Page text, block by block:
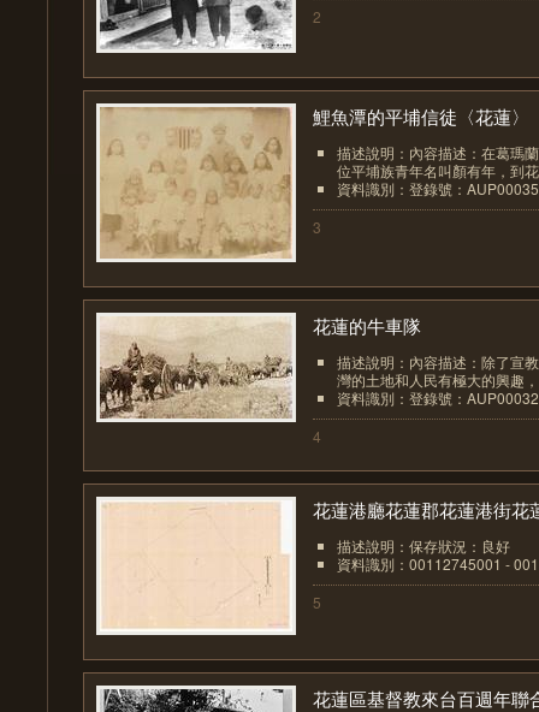
2
鯉魚潭的平埔信徒〈花蓮〉
描述說明：內容描述：在葛瑪
位平埔族青年名叫顏有年，到
資料識別：登錄號：
3
花蓮的牛車隊
描述說明：內容描述：除了宣
灣的土地和人民有極大的興趣
資料識別：登錄號：
4
花蓮港廳花蓮郡花蓮港街花
描述說明：保存狀況：良好
資料識別：00112745001 -
5
花蓮區基督教來台百週年聯